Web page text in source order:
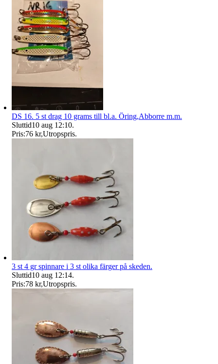
DS 16. 5 st drag 10 grams till bl.a. Öring,Abborre m.m.
Sluttid10 aug 12:10.
Pris:76 kr,Utropspris.
3 st 4 gr spinnare i 3 st olika färger på skeden.
Sluttid10 aug 12:14.
Pris:78 kr,Utropspris.